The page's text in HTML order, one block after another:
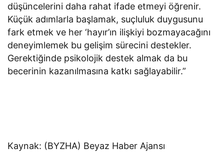
düşüncelerini daha rahat ifade etmeyi öğrenir.
Küçük adımlarla başlamak, suçluluk duygusunu
fark etmek ve her ‘hayır’ın ilişkiyi bozmayacağını
deneyimlemek bu gelişim sürecini destekler.
Gerektiğinde psikolojik destek almak da bu
becerinin kazanılmasına katkı sağlayabilir.”
Kaynak: (BYZHA) Beyaz Haber Ajansı